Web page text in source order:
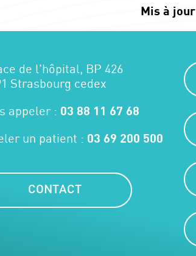
Mis à
de l'hôpital, BP 426
Strasbourg cedex
appeler : 03 88 11 67 68
un patient : 03 69 200 500
CONTACT